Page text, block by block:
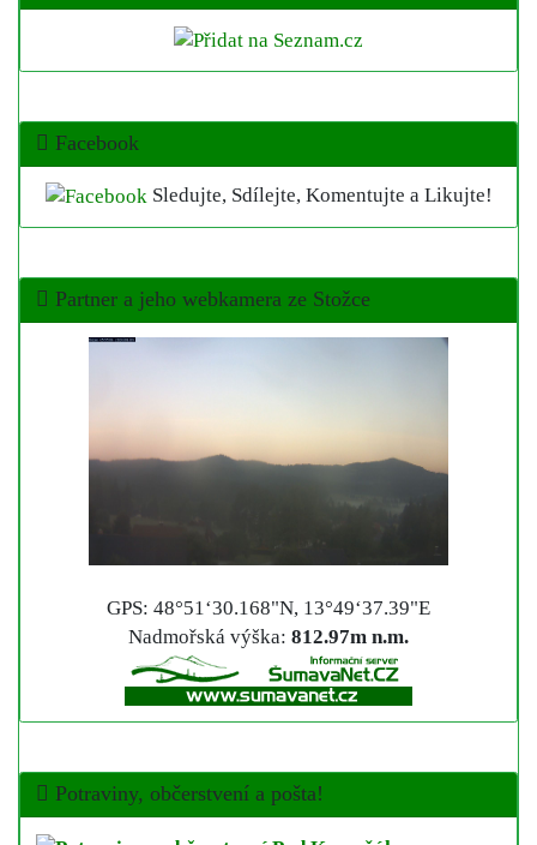
Facebook
Sledujte, Sdílejte, Komentujte a Likujte!
Partner a jeho webkamera ze Stožce
GPS: 48°51‘30.168"N, 13°49‘37.39"E
Nadmořská výška: 812.97m n.m.
Potraviny, občerstvení a pošta!